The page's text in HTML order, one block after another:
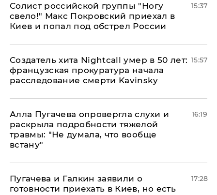
Солист российской группы "Ногу
свело!" Макс Покровский приехал в
Киев и попал под обстрел России
15:37
Создатель хита Nightcall умер в 50 лет:
французская прокуратура начала
расследование смерти Kavinsky
15:57
Алла Пугачева опровергла слухи и
раскрыла подробности тяжелой
травмы: "Не думала, что вообще
встану"
16:19
Пугачева и Галкин заявили о
готовности приехать в Киев, но есть
17:28